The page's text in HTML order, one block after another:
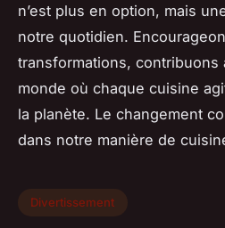
n’est plus en option, mais
notre quotidien.
transformations, contribuons
monde où chaque cuisine
la planète. Le changement
dans notre manière de
Divertissement